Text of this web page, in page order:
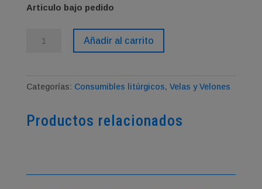
Articulo bajo pedido
Añadir al carrito
Categorías: Consumibles litúrgicos, Velas y Velones
Productos relacionados